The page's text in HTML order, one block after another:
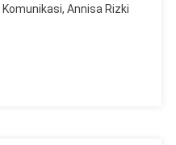
Annisa Rizki